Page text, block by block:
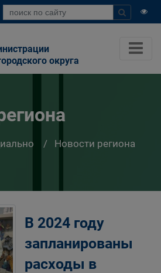
округа
Новости региона
В 2024 году
запланированы
расходы в